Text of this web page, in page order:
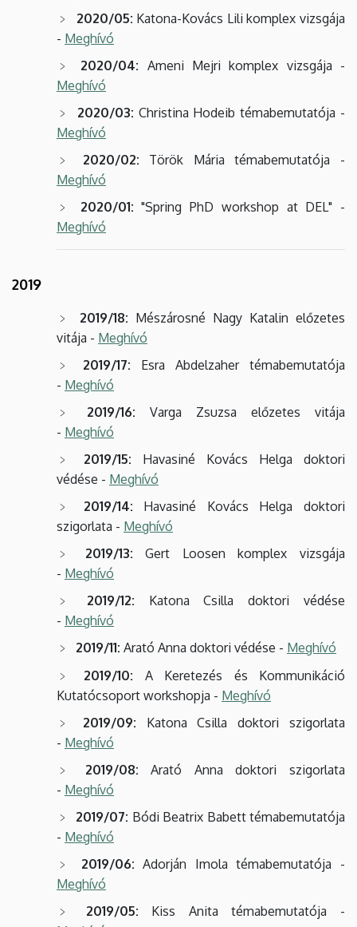
2020/05: Katona-Kovács Lili komplex vizsgája
- Meghívó
2020/04: Ameni Mejri komplex vizsgája -
Meghívó
2020/03: Christina Hodeib témabemutatója -
Meghívó
2020/02: Török Mária témabemutatója -
Meghívó
2020/01: "Spring PhD workshop at DEL" -
Meghívó
2019
2019/18: Mészárosné Nagy Katalin előzetes
vitája - Meghívó
2019/17: Esra Abdelzaher témabemutatója
- Meghívó
2019/16: Varga Zsuzsa előzetes vitája
- Meghívó
2019/15: Havasiné Kovács Helga doktori
védése - Meghívó
2019/14: Havasiné Kovács Helga doktori
szigorlata - Meghívó
2019/13: Gert Loosen komplex vizsgája
- Meghívó
2019/12: Katona Csilla doktori védése
- Meghívó
2019/11: Arató Anna doktori védése - Meghívó
2019/10: A Keretezés és Kommunikáció
Kutatócsoport workshopja - Meghívó
2019/09: Katona Csilla doktori szigorlata
- Meghívó
2019/08: Arató Anna doktori szigorlata
- Meghívó
2019/07: Bódi Beatrix Babett témabemutatója
- Meghívó
2019/06: Adorján Imola témabemutatója -
Meghívó
2019/05: Kiss Anita témabemutatója -